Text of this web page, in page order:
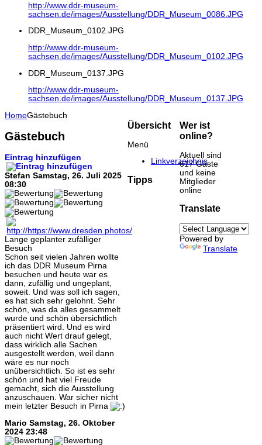
http://www.ddr-museum-
sachsen.de/images/Ausstellung/DDR_Museum_0086.JPG
DDR_Museum_0102.JPG
http://www.ddr-museum-
sachsen.de/images/Ausstellung/DDR_Museum_0102.JPG
DDR_Museum_0137.JPG
http://www.ddr-museum-
sachsen.de/images/Ausstellung/DDR_Museum_0137.JPG
HomeGästebuch
Gästebuch
Eintrag hinzufügen
Stefan Samstag, 26. Juli 2025
08:30
Lange geplanter zufälliger
Besuch
Schon seit vielen Jahren wollte
ich das DDR Museum Pirna
besuchen und heute war es
dann, zufällig und ungeplant,
soweit. Und was soll ich sagen,
es hat sich sehr gelohnt. Sehr
schön, was da alles gesammelt
wurde und schön übersichtlich
präsentiert wird. Und es wird
auch nicht Wert drauf gelegt,
dass wirklich alle Sachen
ausgestellt werden, weil dann
wäre es nur noch
unübersichtlich. So ist es sehr
schön und hat viel Freude
gemacht, sich die Ausstellung
anzuschauen. War sicher nicht
mein letzter Besuch in Pirna
Mario Samstag, 26. Oktober
2024 23:48
Übersicht
Menü
Linkverzeichnis
Tipps
Wer ist
online?
Aktuell sind
617 Gäste
und keine
Mitglieder
online
Translate
Powered by
Translate